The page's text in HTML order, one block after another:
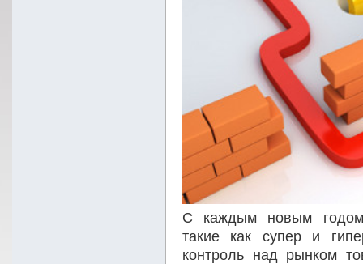
С каждым новым
такие как супер и
контроль над рынком